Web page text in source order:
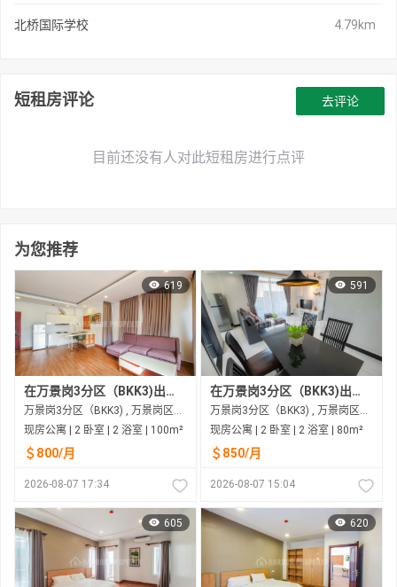
北桥国际学校 4.79km
短租房评论
目前还没有人对此短租房进行点评
去评论
为您推荐
619
在万景岗3分区（BKK3)出租的现房公寓
万景岗3分区（BKK3) , 万景岗区（BKK) , 金边市
现房公寓 | 2 卧室 | 2 浴室 | 100m²
＄800/月
2026-08-07 17:34
591
在万景岗3分区（BKK3)出租的现房公寓
万景岗3分区（BKK3) , 万景岗区（BKK) , 金边市
现房公寓 | 2 卧室 | 2 浴室 | 80m²
＄850/月
2026-08-07 15:04
605 620